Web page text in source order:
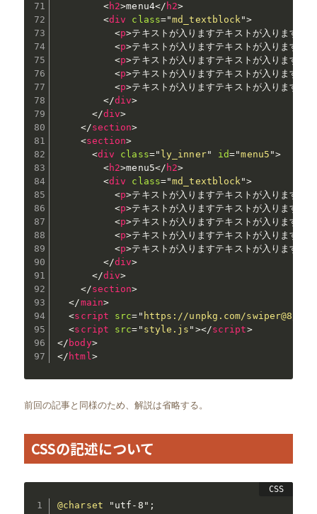
<h2>menu4</ h2>
<div class="md_textblock">
<p>テキストが入りますテキストが入りますテ
<p>テキストが入りますテキストが入りますテ
<p>テキストが入りますテキストが入りますテ
<p>テキストが入りますテキストが入りますテ
<p>テキストが入りますテキストが入りますテ
</div>
</div>
</section>
<section>
<div class=" ly_inner" id="menu5 ">
<h2>menu5</ h2>
<div class="md_textblock">
<p>テキストが入りますテキストが入りますテ
<p>テキストが入りますテキストが入りますテ
<p>テキストが入りますテキストが入りますテ
<p>テキストが入りますテキストが入りますテ
<p>テキストが入りますテキストが入りますテ
</div>
</div>
</section>
</main>
<script src= " https://unpkg.com/swiper@8/
<script src= " style.js " ></script>
</ body>
</ html>
前回の記事と同様のため、解説は省略する。
CSSの記述について
@charset "utf-8" ;